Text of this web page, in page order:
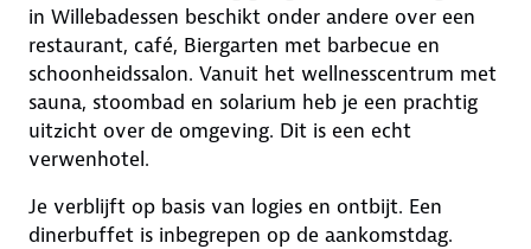
in Willebadessen beschikt onder andere over een
restaurant, café, Biergarten met barbecue en
schoonheidssalon. Vanuit het wellnesscentrum met
sauna, stoombad en solarium heb je een prachtig
uitzicht over de omgeving. Dit is een echt
verwenhotel.
Je verblijft op basis van logies en ontbijt. Een
dinerbuffet is inbegrepen op de aankomstdag.